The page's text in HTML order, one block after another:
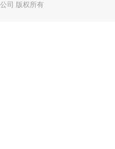
司 版权所有